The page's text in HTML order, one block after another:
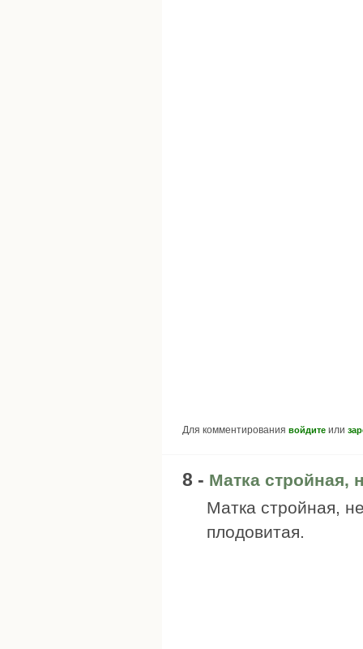
Для комментирования войдите или
8 - Матка стройная,
Матка стройная,
плодовитая.